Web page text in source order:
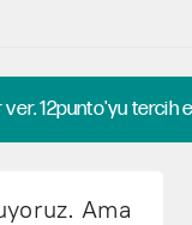
12punto'yu tercih
Ama